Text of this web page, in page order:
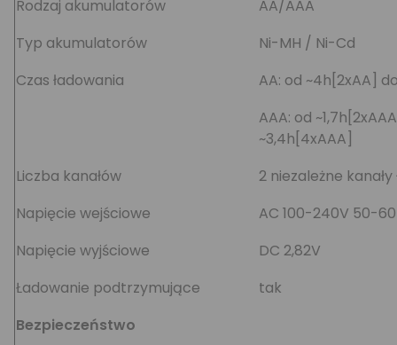
Rodzaj akumulatorów
AA/AAA
Typ akumulatorów
Ni-MH / Ni-Cd
Czas ładowania
AA: od ~4h[2xAA]
AAA: od
~3,4h[4xAAA]
Liczba kanałów
2 niezależne
Napięcie wejściowe
AC 100-240V 50-
Napięcie wyjściowe
DC 2,82V
Ładowanie podtrzymujące
tak
Bezpieczeństwo